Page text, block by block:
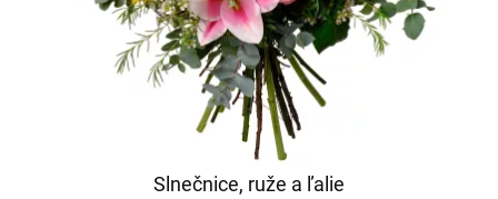
Slnečnice, ruže a ľalie